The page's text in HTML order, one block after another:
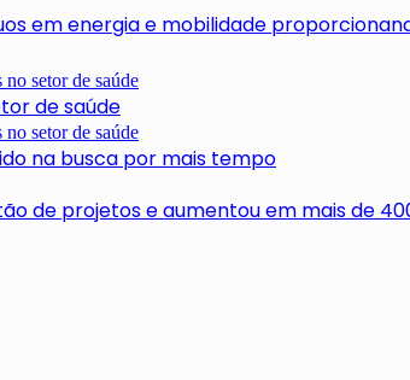
em energia e mobilidade
de saúde
na busca por mais tempo
de projetos e aumentou em mais de